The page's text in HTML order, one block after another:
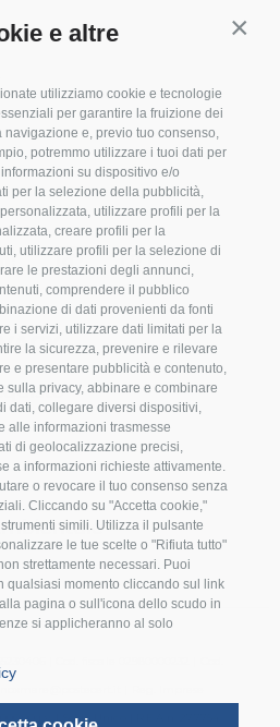
e altre
utilizziamo cookie e tecnologie
per garantire la fruizione dei
e, previo tuo consenso,
potremmo utilizzare i tuoi dati per
su dispositivo e/o
per la selezione della pubblicità,
utilizzare profili per la
creare profili per la
utilizzare profili per la selezione di
le prestazioni degli annunci,
comprendere il pubblico
di dati provenienti da fonti
i servizi, utilizzare dati limitati per la
la sicurezza, prevenire e rilevare
e presentare pubblicità e contenuto,
sulla privacy, abbinare e combinare
dati, collegare diversi dispositivi,
alle informazioni trasmesse
di geolocalizzazione precisi,
a informazioni richieste attivamente.
o revocare il tuo consenso senza
Cliccando su "Accetta cookie,"
simili. Utilizza il pulsante
le tue scelte o "Rifiuta tutto"
strettamente necessari. Puoi
qualsiasi momento cliccando sul link
pagina o sull'icona dello scudo in
si applicheranno al solo
i.v. | Socio Unico | R.E.A n. 277754